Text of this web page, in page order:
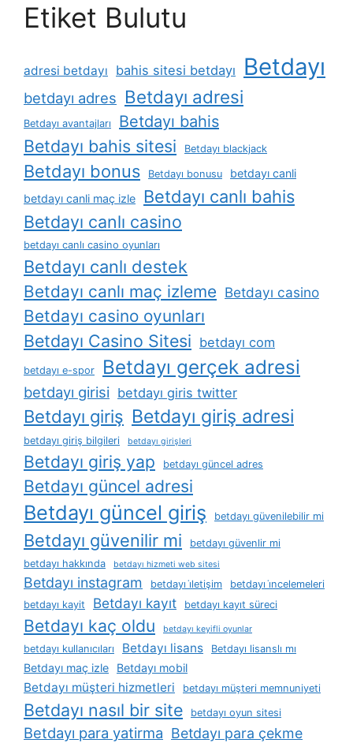
Etiket Bulutu
adresi betdayı bahis sitesi betdayı Betdayı
betdayı adres Betdayı adresi
Betdayı avantajları Betdayı bahis
Betdayı bahis sitesi Betdayı blackjack
Betdayı bonus Betdayı bonusu
betdayı canli
betdayı canli maç izle
Betdayı canlı bahis
Betdayı canlı casino
betdayı canlı casino oyunları
Betdayı canlı destek
Betdayı canlı maç izleme Betdayı casino
Betdayı casino oyunları
Betdayı Casino Sitesi betdayı com
betdayı e-spor Betdayı gerçek adresi
betdayı girisi betdayı giris twitter
Betdayı giriş Betdayı giriş adresi
betdayı giriş bilgileri betdayı girişleri
Betdayı giriş yap betdayı güncel adres
Betdayı güncel adresi
Betdayı güncel giriş betdayı güvenilebilir mi
Betdayı güvenilir mi
betdayı güvenlir mi
betdayı hakkında
betdayı hizmeti web sitesi
Betdayı instagram betdayı i̇letişim
betdayı i̇ncelemeleri
betdayı kayit
Betdayı kayıt betdayı kayıt süreci
Betdayı kaç oldu betdayı keyifli oyunlar
betdayı kullanıcıları Betdayı lisans Betdayı lisanslı mı
Betdayı maç izle Betdayı mobil
Betdayı müşteri hizmetleri betdayı müşteri memnuniyeti
Betdayı nasıl bir site betdayı oyun sitesi
Betdayı para yatirma Betdayı para çekme